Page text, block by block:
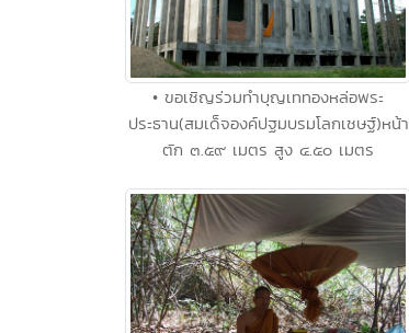
• ขอเชิญร่วมทำบุญเททองหล่อพระ
ประธาน(สมเด็จองค์ปฐมบรมโลกเชษฐ์)หน้า
ตัก ๓.๕๙ เมตร สูง ๔.๕๐ เมตร